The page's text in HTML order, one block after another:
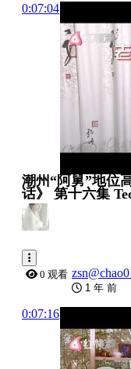
0:07:04
潮州“阿舅”地位
话》
0 观看
1 年 前
0:07:16